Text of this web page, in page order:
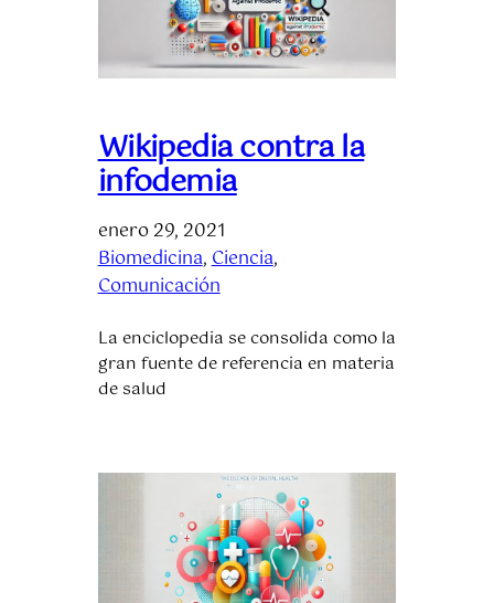
Wikipedia contra la
infodemia
enero 29, 2021
Biomedicina, Ciencia
Comunicación
La enciclopedia se consolida como la
gran fuente de referencia en materia
de salud